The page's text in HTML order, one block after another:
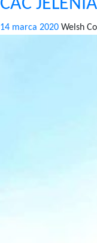
CAC
14 marca 2020 Welsh